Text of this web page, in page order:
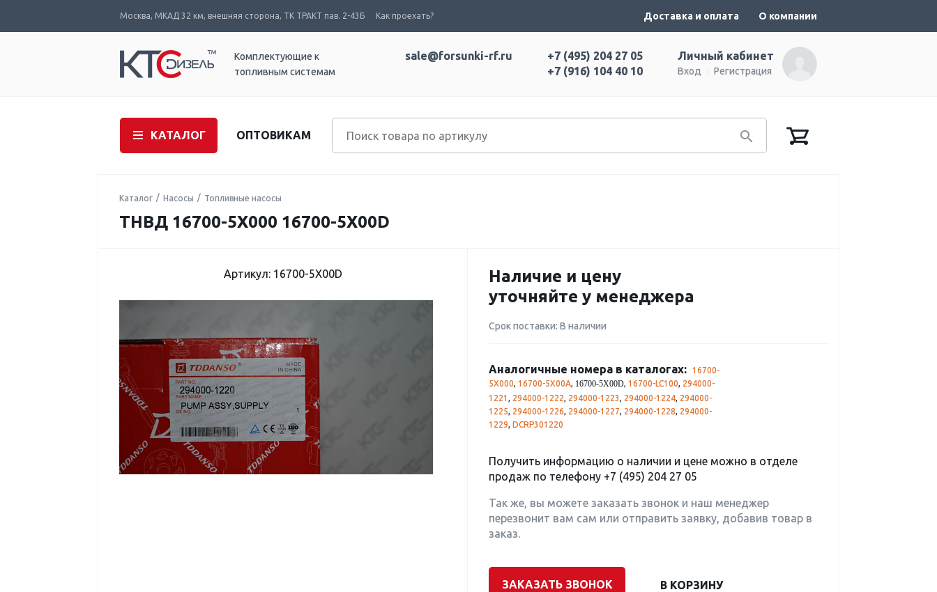
Москва, МКАД 32 км, внешняя сторона, ТК ТРАКТ пав. 2-43Б Как проехать? Доставка и оплата О компании
Комплектующие к
топливным системам
Личный кабинет
Вход Регистрация
+7 (495) 204 27 05
+7 (916) 104 40 10
sale@forsunki-rf.ru
КАТАЛОГ ОПТОВИКАМ
Каталог Насосы Топливные насосы
ТНВД 16700-5X000 16700-5X00D
Артикул: 16700-5X00D
Наличие и цену
уточняйте у менеджера
Срок поставки: В наличии
Аналогичные номера в каталогах:
16700-
5X000, 16700-5X00A, 16700-5X00D, 16700-LC100, 294000-
1221 , 294000-1222, 294000-1223, 294000-1224, 294000-
1225, 294000-1226, 294000-1227, 294000-1228, 294000-
1229, DCRP301220
Получить информацию о наличии и цене можно в отделе
продаж по телефону +7 (495) 204 27 05
Так же, вы можете заказать звонок и наш менеджер
перезвонит вам сам или отправить заявку, добавив товар в
заказ.
ЗАКАЗАТЬ ЗВОНОК В КОРЗИНУ